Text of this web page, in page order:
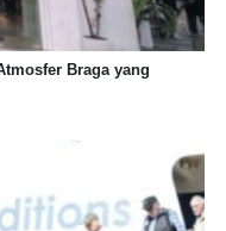
Braga yang